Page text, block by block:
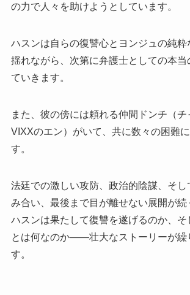
の力で人々を助けようとしています。
ハスンは自らの復讐心とヨンジュの純
揺れながら、次第に弁護士としての本当
ていきます。
また、彼の傍には頼れる仲間ドンチ（チ
VIXXのエン）がいて、共に数々の困難
す。
法廷での激しい攻防、政治的陰謀、そ
み合い、最後まで目が離せない展開が続
ハスンは果たして復讐を遂げるのか、
とは何なのか――壮大なストーリーが繰
す。